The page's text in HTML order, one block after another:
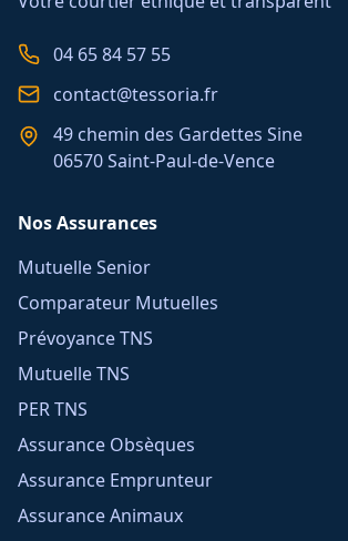
04 65 84 57 55
contact@tessoria.fr
49 chemin des Gardettes Sine
06570 Saint-Paul-de-Vence
Nos Assurances
Mutuelle Senior
Comparateur Mutuelles
Prévoyance TNS
Mutuelle TNS
PER TNS
Assurance Obsèques
Assurance Emprunteur
Assurance Animaux